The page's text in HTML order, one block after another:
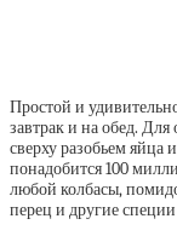
Простой и
завтрак и на обед.
сверху разобьем яйца
понадобится 100
любой колбасы,
перец и другие